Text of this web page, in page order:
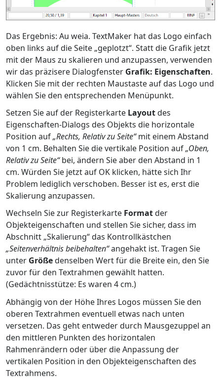
Das Ergebnis: Au weia. TextMaker hat das Logo einfach
oben links auf die Seite „geplotzt“. Statt die Grafik jetzt
mit der Maus zu skalieren und anzupassen, verwenden
wir das präzisere Dialogfenster Grafik: Eigenschaften.
Klicken Sie mit der rechten Maustaste auf das Logo und
wählen Sie den entsprechenden Menüpunkt.
Setzen Sie auf der Registerkarte Layoutdes
Eigenschaften-Dialogs des Objekts die horizontale
Position auf„Rechts, Relativ zu Seite“mit einem Abstand
von 1 cm. Behalten Sie die vertikale Position auf„Oben,
Relativ zu Seite“bei, ändern Sie aber den Abstand in 1
cm. Würden Sie jetzt auf OK klicken, hätte sich Ihr
Problem lediglich verschoben. Besser ist es, erst die
Skalierung anzupassen.
Wechseln Sie zur Registerkarte Formatder
Objekteigenschaften und stellen Sie sicher, dass im
Abschnitt „Skalierung“ das Kontrollkästchen
„Seitenverhältnis beibehalten“angehakt ist. Tragen Sie
unter Größedenselben Wert für die Breite ein, den Sie
zuvor für den Textrahmen gewählt hatten.
(Gedächtnisstütze: Es waren 4 cm.)
Abhängig von der Höhe Ihres Logos müssen Sie den
oberen Textrahmen eventuell etwas nach unten
versetzen. Das geht entweder durch Mausgezuppel an
den mittleren Punkten des horizontalen
Rahmenrändern oder über die Anpassung der
vertikalen Position in den Objekteigenschaften des
Textrahmens.